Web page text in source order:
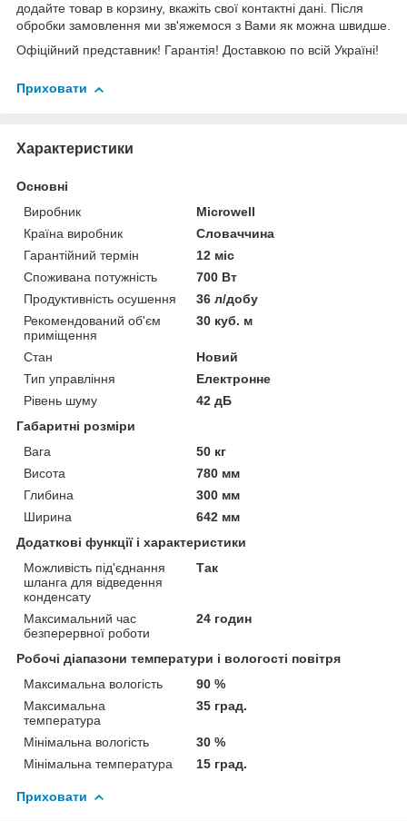
додайте товар в корзину, вкажіть свої контактні дані. Після
обробки замовлення ми зв'яжемося з Вами як можна швидше.
Офіційний представник! Гарантія! Доставкою по всій Україні!
Приховати
Характеристики
Основні
Виробник
Microwell
Країна виробник
Словаччина
Гарантійний термін
12 міс
Споживана потужність
700 Вт
Продуктивність осушення
36 л/добу
Рекомендований об'єм
приміщення
30 куб. м
Стан
Новий
Тип управління
Електронне
Рівень шуму
42 дБ
Габаритні розміри
Вага
50 кг
Висота
780 мм
Глибина
300 мм
Ширина
642 мм
Додаткові функції і характеристики
Можливість під'єднання
шланга для відведення
конденсату
Так
Максимальний час
безперервної роботи
24 годин
Робочі діапазони температури і вологості повітря
Максимальна вологість
90 %
Максимальна
температура
35 град.
Мінімальна вологість
30 %
Мінімальна температура
15 град.
Приховати